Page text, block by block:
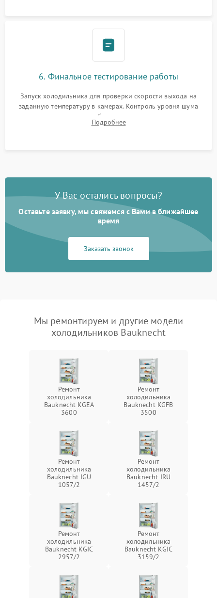
6. Финальное тестирование работы
Запуск холодильника для проверки скорости выхода на
заданную температуру в камерах. Контроль уровня шума
компрессора, отсутствия обмерзания стенок и корректного
срабатывания системы автоматической оттайки.
Подробнее
У Вас остались вопросы?
Оставьте заявку, мы свяжемся с Вами в ближайшее
время
Заказать звонок
Мы ремонтируем и другие модели
холодильников Bauknecht
Ремонт
холодильника
Bauknecht KGEA
3600
Ремонт
холодильника
Bauknecht KGFB
3500
Ремонт
холодильника
Bauknecht IGU
1057/2
Ремонт
холодильника
Bauknecht IRU
1457/2
Ремонт
холодильника
Bauknecht KGIC
2957/2
Ремонт
холодильника
Bauknecht KGIC
3159/2